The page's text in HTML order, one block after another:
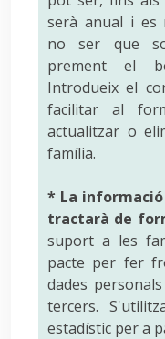
serà anual i es
no ser que
prement el
Introdueix el
facilitar al
actualitzar o
família.
* La
tractarà de
suport a les
pacte per fer
dades
tercers.
estadístic per a